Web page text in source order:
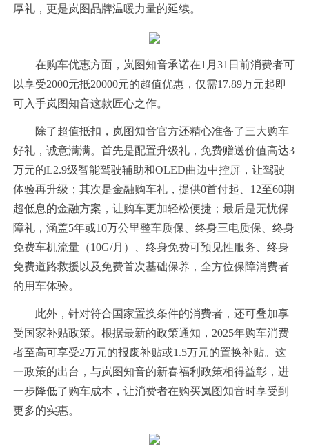
厚礼，更是岚图品牌温暖力量的延续。
在购车优惠方面，岚图知音承诺在1月31日前消费者可
以享受2000元抵20000元的超值优惠，仅需17.89万元起即
可入手岚图知音这款匠心之作。
除了超值抵扣，岚图知音官方还精心准备了三大购车
好礼，诚意满满。首先是配置升级礼，免费赠送价值高达3
万元的L2.9级智能驾驶辅助和OLED曲边中控屏，让驾驶
体验再升级；其次是金融购车礼，提供0首付起、12至60期
超低息的金融方案，让购车更加轻松便捷；最后是无忧保
障礼，涵盖5年或10万公里整车质保、终身三电质保、终身
免费车机流量（10G/月）、终身免费可预见性服务、终身
免费道路救援以及免费首次基础保养，全方位保障消费者
的用车体验。
此外，针对符合国家置换条件的消费者，还可叠加享
受国家补贴政策。根据最新的政策通知，2025年购车消费
者至高可享受2万元的报废补贴或1.5万元的置换补贴。这
一政策的出台，与岚图知音的新春福利政策相得益彰，进
一步降低了购车成本，让消费者在购买岚图知音时享受到
更多的实惠。